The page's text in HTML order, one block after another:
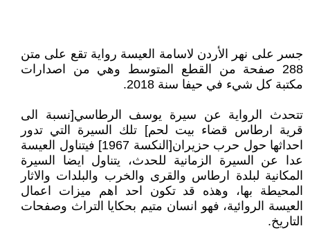
جسر على نهر الأردن لاسامة العيسة رواية تقع على متن
288 صفحة من القطع المتوسط وهي من اصدارات
مكتبة كل شيء في حيفا سنة 2018.
تتحدث الرواية عن سيرة يوسف الرطاسي[نسبة الى
قرية ارطاس قضاء بيت لحم] تلك السيرة التي تدور
احداثها حول حرب حزيران[النكسة 1967] فيتناول العيسة
عدا عن السيرة الزمانية للحدث، يتناول ايضا السيرة
المكانية لبلدة ارطاس والقرى والخرب والبلدات والاثار
المحيطة بها، وهذه قد تكون احد اهم ميزات اعمال
العيسة الروائية، فهو انسان متيم بحكايا التراث وصفحات
التاريخ.